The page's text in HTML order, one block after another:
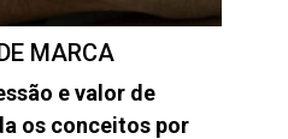
MARCA
e valor de
os conceitos por